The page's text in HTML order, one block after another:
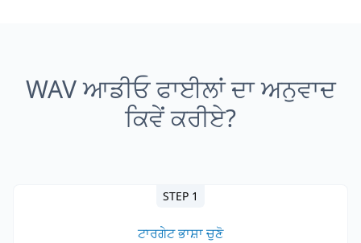
WAV ਆਡੀਓ ਫਾਈਲਾਂ ਦਾ ਅਨੁਵਾਦ
ਕਿਵੇਂ ਕਰੀਏ?
STEP 1
ਟਾਰਗੇਟ ਭਾਸ਼ਾ ਚੁਣੋ